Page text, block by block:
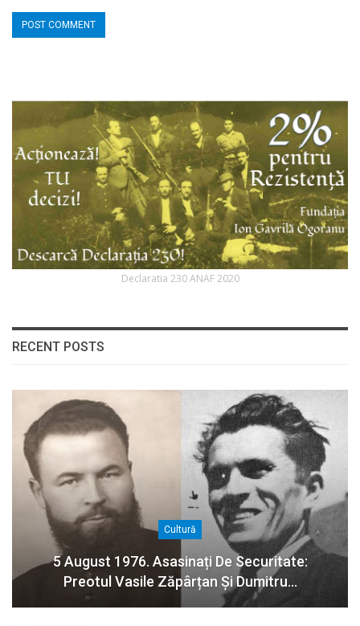
Declaratia 230 ANAF 2020
RECENT POSTS
Cultură
5 August 1976. Asasinați De Securitate:
Preotul Vasile Zăpârțan Și Dumitru…